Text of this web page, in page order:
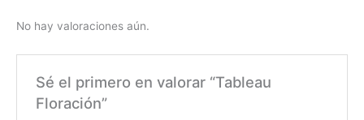
No hay valoraciones aún.
Sé el primero en valorar “Tableau
Floración”